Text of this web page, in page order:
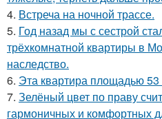
4. Встреча на ночной трассе.
5. Год назад мы с сестрой
трёхкомнатной квартиры в
наследство.
6. Эта квартира площадью 53
7. Зелёный цвет по праву
гармоничных и комфортных